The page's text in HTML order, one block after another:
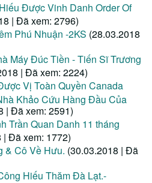
Được Vinh Danh Order Of
| Đã xem: 2796)
Phú Nhuận -2KS (28.03.2018
Máy Đúc Tiền - Tiến Sĩ Trương
| Đã xem: 2224)
Vị Toàn Quyền Canada
Khảo Cứu Hàng Đầu Của
| Đã xem: 2591)
Trần Quan Danh 11 tháng
| Đã xem: 1772)
& Cô Về Hưu. (30.03.2018 | Đã
Hiếu Thăm Đà Lạt.-